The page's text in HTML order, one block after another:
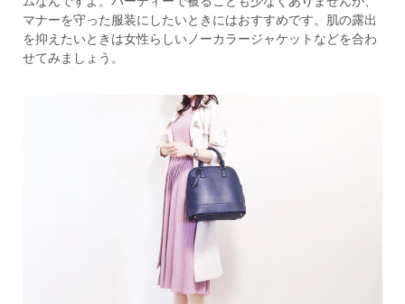
マナーを守った服装にしたいときにはおすすめです。肌の露出
を抑えたいときは女性らしいノーカラージャケットなどを合わ
せてみましょう。